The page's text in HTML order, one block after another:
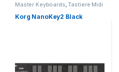
Master Keyboards,Tastiere Midi
e Master Keyboard
Korg NanoKey2 Black